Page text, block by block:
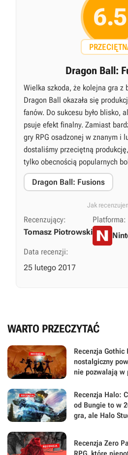
6.5
Dragon Ball:
Wielka szkoda, że kolejna gra z
Dragon Ball okazała się
fanów. Do sukcesu było blisko,
psuje efekt finalny. Zamiast
gry RPG osadzonej w znanym i
dostaliśmy przeciętną
tylko obecnością popularnych
Dragon Ball: Fusions
Jak
Recenzujący:
Tomasz Piotrowski
Platforma:
Data recenzji:
25 lutego 2017
WARTO PRZECZYTAĆ
Recenzja Gothic
nostalgiczny
nie pozwalają w
Recenzja Halo:
od Bungie to w
gra, ale Halo
Recenzja Zero